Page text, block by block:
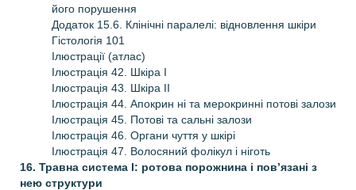
його порушення
Додаток 15.6. Клінічні паралелі: відновлення шкіри
Гістологія 101
Ілюстрації (атлас)
Ілюстрація 42. Шкіра І
Ілюстрація 43. Шкіра ІІ
Ілюстрація 44. Апокрин ні та мерокринні потові залози
Ілюстрація 45. Потові та сальні залози
Ілюстрація 46. Органи чуття у шкірі
Ілюстрація 47. Волосяний фолікул і ніготь
16. Травна система І: ротова порожнина і пов’язані з
нею структури